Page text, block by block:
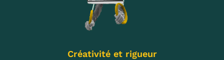
Créativité et rigueur